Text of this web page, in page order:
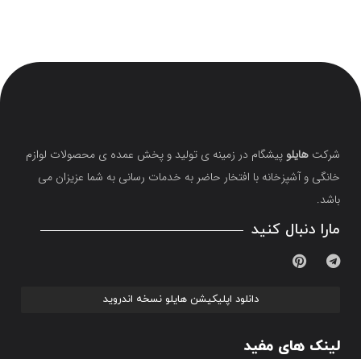
شرکت هایلو پیشگام در زمینه ی تولید و پخش عمده ی محصولات لوازم
خانگی و آشپزخانه با افتخار حاضر به خدمات رسانی به شما عزیزان می
باشد.
مارا دنبال کنید
دانلود اپلیکیشن هایلو نسخه اندروید
لینک های مفید